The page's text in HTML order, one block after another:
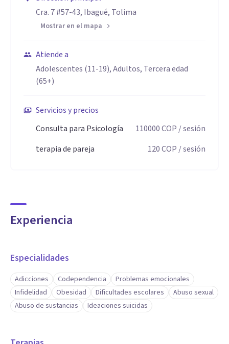
equilibrio emocional.
Aptitudes
Escucha Activa: Capacidad para escuchar atentamente,
empatizar con los deportistas y comprender sus
necesidades y preocupaciones en su estructura como
Habilidades de Entrevista: Competencia en conducir
permiten explorar aspectos cruciales del bienestar mental
Desarrollo de Habilidades para mejorar la competencia :
proporcionando estrategias de orientación y apoyo en la
Cra. 7 #57-43, Ibagué, Tolima
Mostrar en el mapa
Atiende a
Adolescentes (11-19), Adultos, Tercera edad
(65+)
Servicios y precios
Consulta para Psicología
110000COP / sesión
terapia de pareja
120COP / sesión
Experiencia
Especialidades
Adicciones Codependencia
Problemas emocionales
Infidelidad
Obesidad Dificultades escolares
Abuso sexual
Abuso de sustancias
Ideaciones suicidas